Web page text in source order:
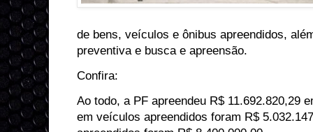
de bens, veículos e ônibus apreendidos,
preventiva e busca e apreensão.
Confira:
Ao todo, a PF apreendeu R$ 11.692.820,29
em veículos apreendidos foram R$